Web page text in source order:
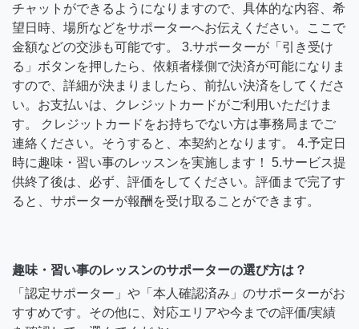
チャットができるようになりますので、具体的な内容、希
望日時、場所などをサポーターへお伝えください。ここで
金額などの交渉も可能です。 3.サポーターが「引き受け
る」ボタンを押したら、依頼者様側で決済が可能になりま
すので、詳細が決まりましたら、前払い決済をしてくださ
い。お支払いは、クレジットカードがご利用いただけま
す。 クレジットカードをお持ちでない方は事務局までご
連絡ください。そうすると、本契約となります。 4.予定日
時に趣味・習い事のレッスンを実施します！ 5.サービス提
供終了後は、必ず、評価をしてください。評価まで完了す
ると、サポーターが報酬を受け取ることができます。
趣味・習い事のレッスンのサポーターの選び方は？
「認定サポーター」や「本人確認済み」のサポーターがお
すすめです。その他に、対応エリアや今までの評価/実績